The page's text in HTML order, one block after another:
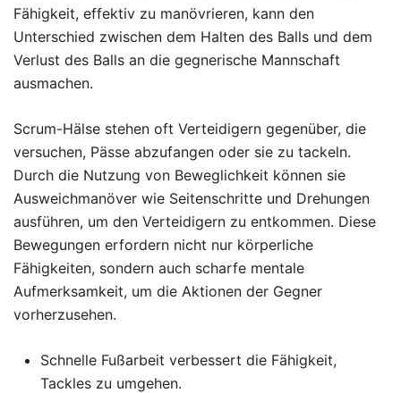
Fähigkeit, effektiv zu manövrieren, kann den
Unterschied zwischen dem Halten des Balls und dem
Verlust des Balls an die gegnerische Mannschaft
ausmachen.
Scrum-Hälse stehen oft Verteidigern gegenüber, die
versuchen, Pässe abzufangen oder sie zu tackeln.
Durch die Nutzung von Beweglichkeit können sie
Ausweichmanöver wie Seitenschritte und Drehungen
ausführen, um den Verteidigern zu entkommen. Diese
Bewegungen erfordern nicht nur körperliche
Fähigkeiten, sondern auch scharfe mentale
Aufmerksamkeit, um die Aktionen der Gegner
vorherzusehen.
Schnelle Fußarbeit verbessert die Fähigkeit,
Tackles zu umgehen.